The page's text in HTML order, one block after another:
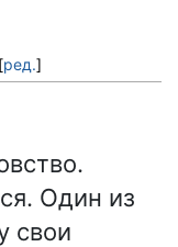
[ред.]
Один из
свои